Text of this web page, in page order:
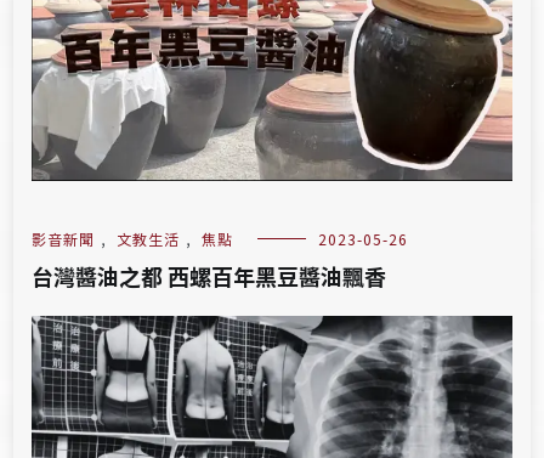
影音新聞 , 文教生活 , 焦點 2023-05-26
台灣醬油之都 西螺百年黑豆醬油飄香